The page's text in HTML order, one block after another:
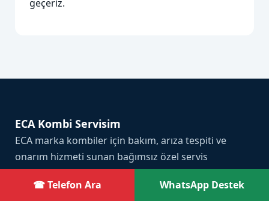
geçeriz.
ECA Kombi Servisim
ECA marka kombiler için bakım, arıza tespiti ve
onarım hizmeti sunan bağımsız özel servis
organizasyonudur.
☎ Telefon Ara
WhatsApp Destek